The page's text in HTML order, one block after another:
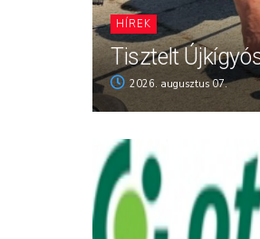
HÍREK
Tisztelt
2026. augusztus 07.